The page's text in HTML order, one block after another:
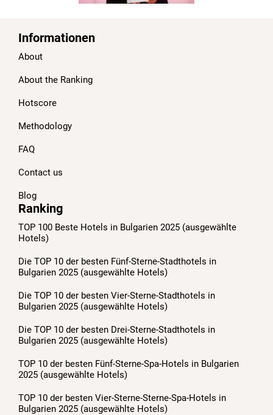
Informationen
About
About the Ranking
Hotscore
Methodology
FAQ
Contact us
Blog
Ranking
TOP 100 Beste Hotels in Bulgarien 2025 (ausgewählte
Hotels)
Die TOP 10 der besten Fünf-Sterne-Stadthotels in
Bulgarien 2025 (ausgewählte Hotels)
Die TOP 10 der besten Vier-Sterne-Stadthotels in
Bulgarien 2025 (ausgewählte Hotels)
Die TOP 10 der besten Drei-Sterne-Stadthotels in
Bulgarien 2025 (ausgewählte Hotels)
TOP 10 der besten Fünf-Sterne-Spa-Hotels in Bulgarien
2025 (ausgewählte Hotels)
TOP 10 der besten Vier-Sterne-Sterne-Spa-Hotels in
Bulgarien 2025 (ausgewählte Hotels)